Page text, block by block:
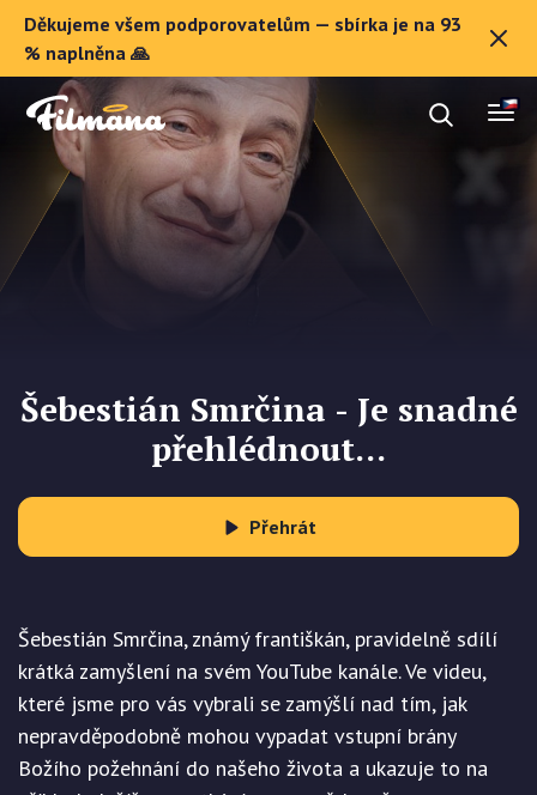
Děkujeme všem podporovatelům — sbírka je na 93
% naplněna 🙏
O Filmaně
Dárkové poukazy
Registrovat se
Šebestián Smrčina - Je snadné
přehlédnout...
Přehrát
Šebestián Smrčina, známý františkán, pravidelně sdílí
krátká zamyšlení na svém YouTube kanále. Ve videu,
které jsme pro vás vybrali se zamýšlí nad tím, jak
nepravděpodobně mohou vypadat vstupní brány
Božího požehnání do našeho života a ukazuje to na